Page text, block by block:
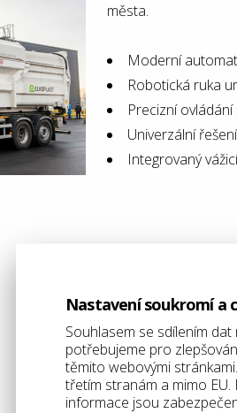
města.
Moderní
Robotická ruka
Precizní
Univerzální
Integrovaný
Nastavení soukromí a
Souhlasem se sdílením
potřebujeme pro
těmito webovými
třetím stranám a mimo EU.
informace jsou